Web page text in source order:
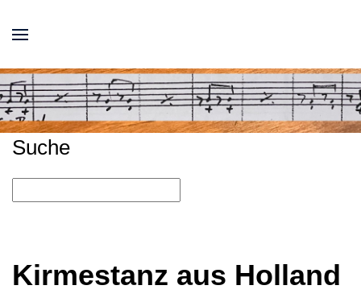
Suche
Kirmestanz aus Holland